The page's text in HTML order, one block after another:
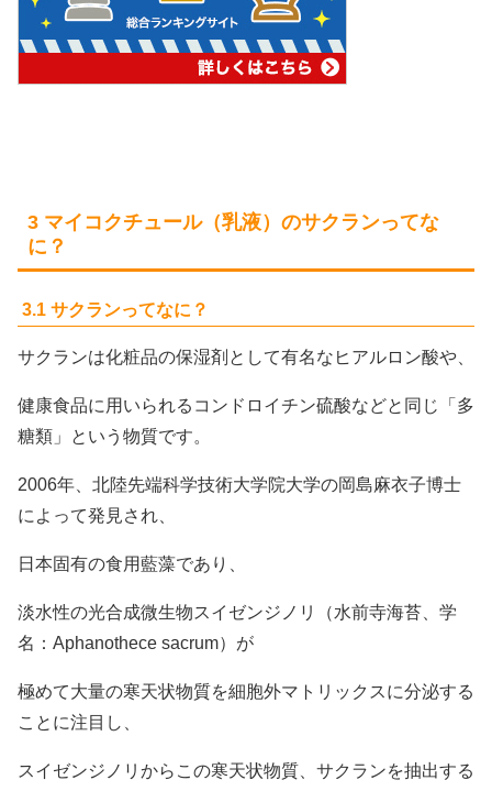
3 マイコクチュール（乳液）のサクランってな
に？
3.1 サクランってなに？
サクランは化粧品の保湿剤として有名なヒアルロン酸や、
健康食品に用いられるコンドロイチン硫酸などと同じ「多
糖類」という物質です。
2006年、北陸先端科学技術大学院大学の岡島麻衣子博士
によって発見され、
日本固有の食用藍藻であり、
淡水性の光合成微生物スイゼンジノリ（水前寺海苔、学
名：Aphanothece sacrum）が
極めて大量の寒天状物質を細胞外マトリックスに分泌する
ことに注目し、
スイゼンジノリからこの寒天状物質、サクランを抽出する